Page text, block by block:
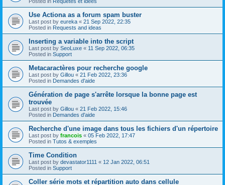
Use Actiona as a forum spam buster
Last post by eureka « 21 Sep 2022, 22:35
Posted in Requests and ideas
Inserting a variable into the script
Last post by SeoLuxe « 11 Sep 2022, 06:35
Posted in Support
Metacaractères pour recherche google
Last post by Gillou « 21 Feb 2022, 23:36
Posted in Demandes d'aide
Génération de page s'arrête lorsque la bonne page est
trouvée
Last post by Gillou « 21 Feb 2022, 15:46
Posted in Demandes d'aide
Recherche d'une image dans tous les fichiers d'un répertoire
Last post by francois « 05 Feb 2022, 17:47
Posted in Tutos & exemples
Time Condition
Last post by devastator1111 « 12 Jan 2022, 06:51
Posted in Support
Coller série mots et répartition auto dans cellule